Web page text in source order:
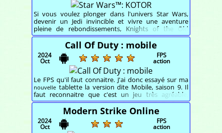
Si vous voulez plonger dans l'univers Star Wars,
devenir un Jedi invincible et vivre une aventure
pleine de rebondissements, Knights of the Old
Republic vous passionnera.
Call Of Duty : mobile
2024
Oct
FPS
action
Le FPS qu'il faut connaitre. J'ai donc essayé sur ma
nouvelle tablette la version dite Mobile, saison 9. Il
faut reconnaitre que c'est un jeu très agréable,
fluide, précis. Mais compliqué tellement il existe de
choses à faire.Modern Strike Online
2024
Oct
FPS
action